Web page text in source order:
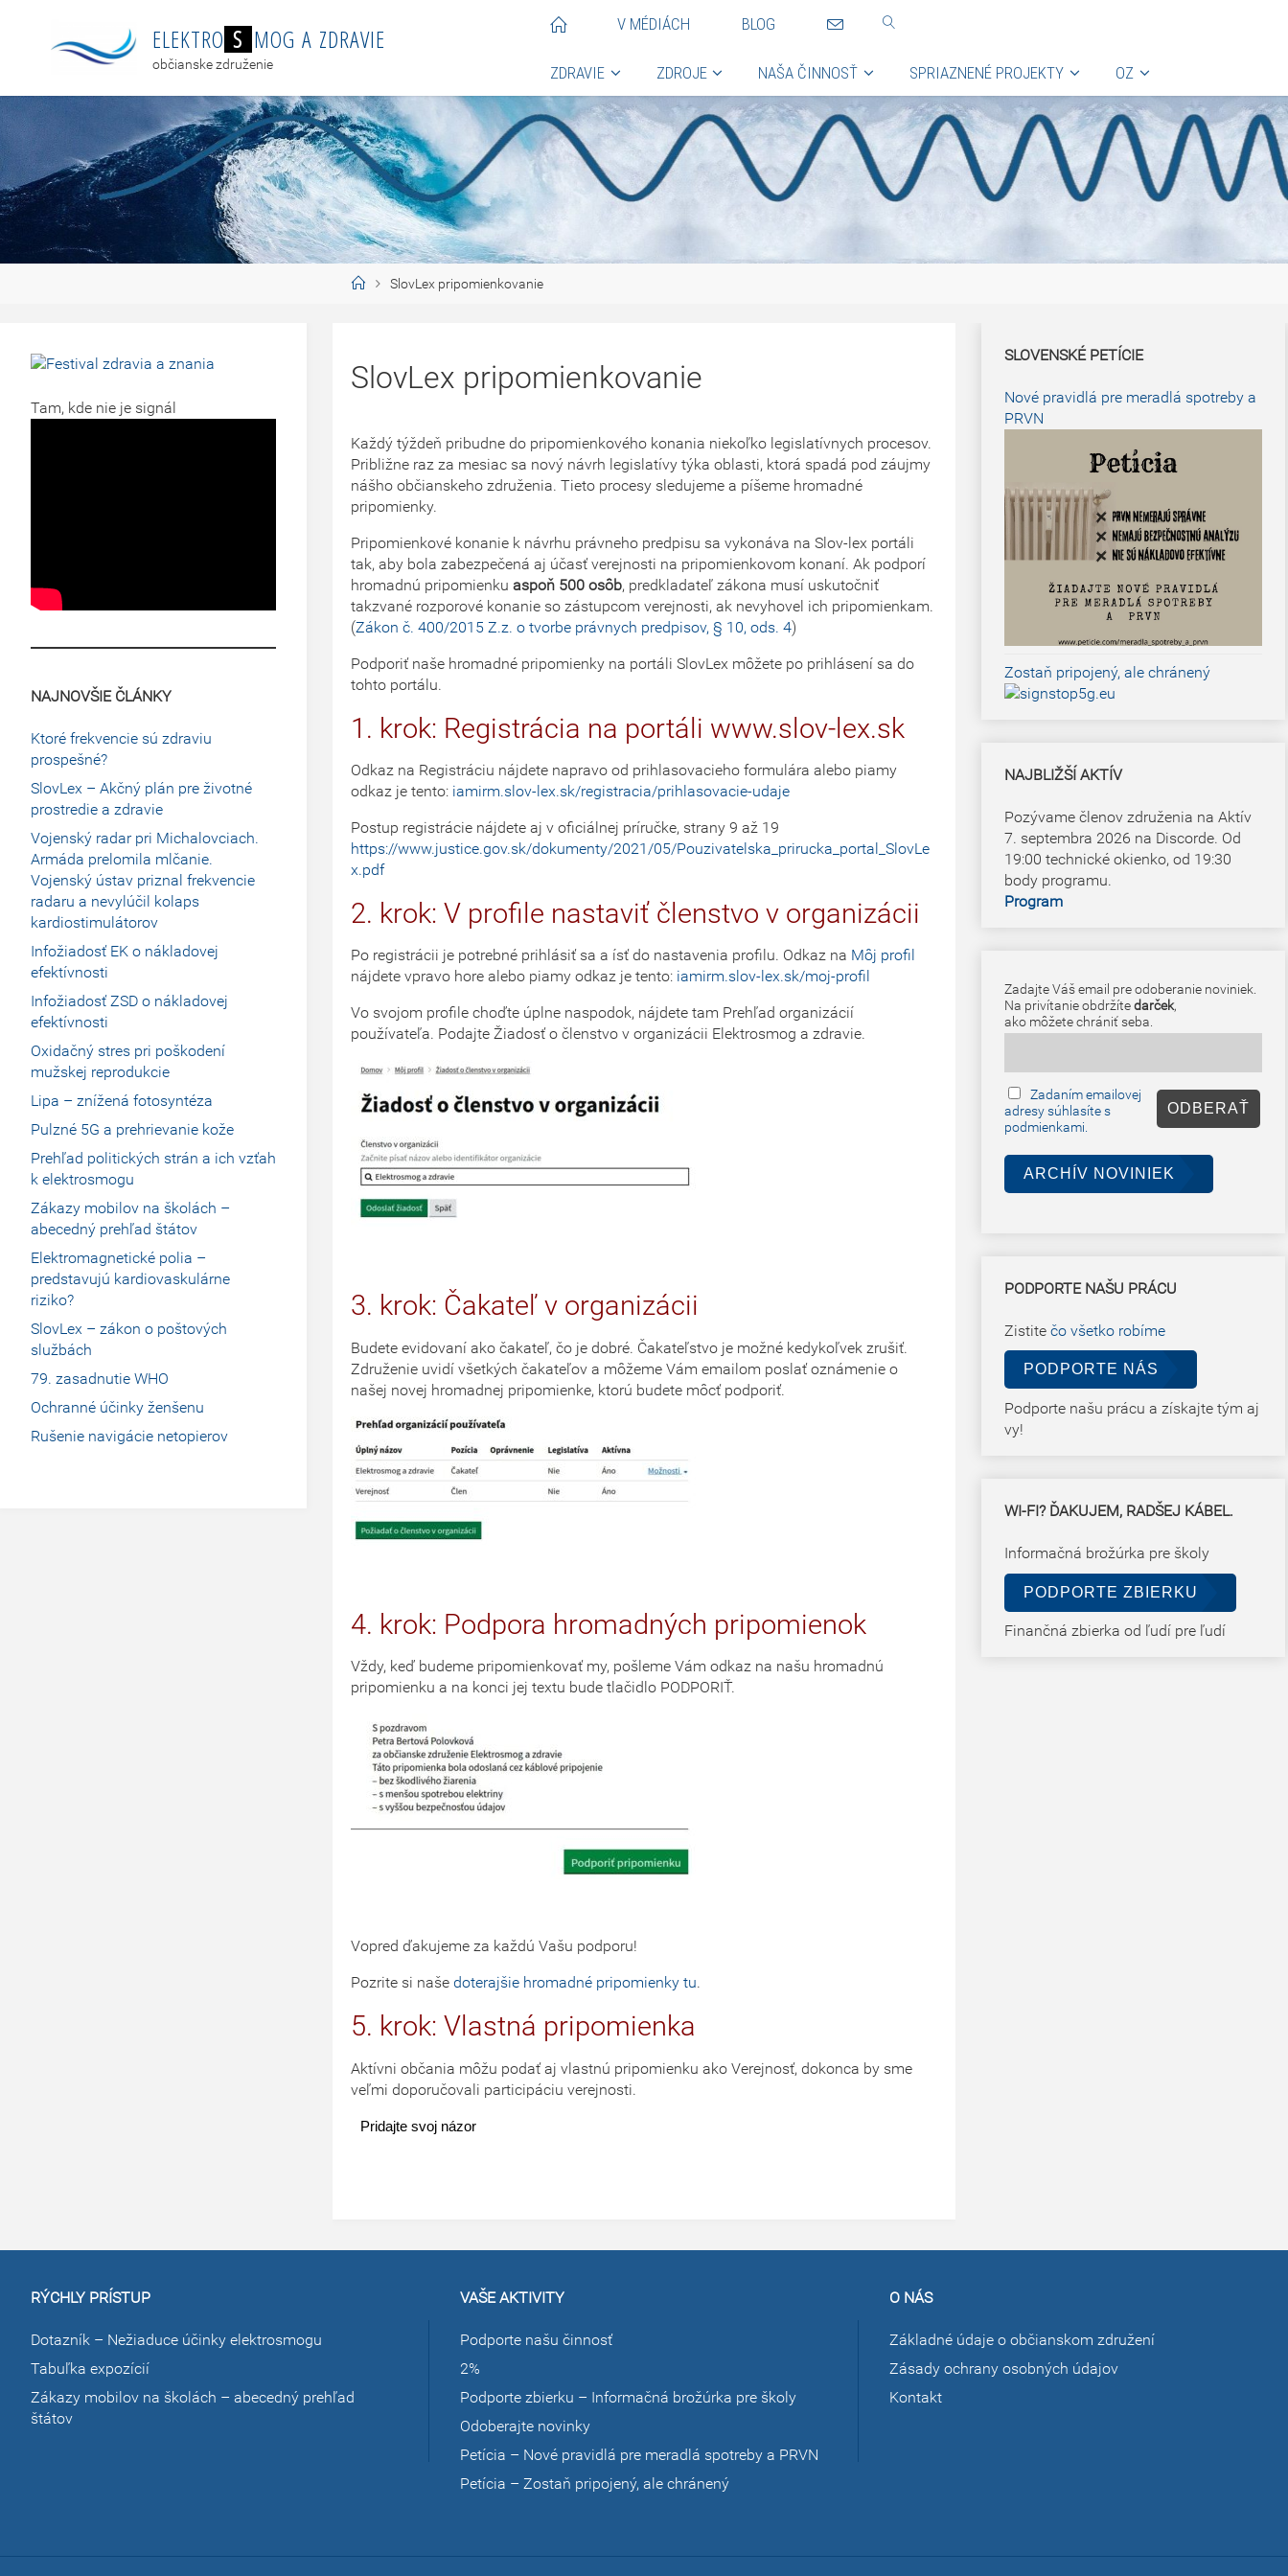
ELEKTRO S MOG A ZDRAVIE
občianske združenie
V MÉDIÁCH BLOG
ZDRAVIE ZDROJE NAŠA ČINNOSŤ SPRIAZNENÉ PROJEKTY OZ
SlovLex pripomienkovanie
SlovLex pripomienkovanie
Každý týždeň pribudne do pripomienkového konania niekoľko legislatívnych procesov.
Približne raz za mesiac sa nový návrh legislatívy týka oblasti, ktorá spadá pod záujmy
nášho občianskeho združenia. Tieto procesy sledujeme a píšeme hromadné
pripomienky.
Pripomienkové konanie k návrhu právneho predpisu sa vykonáva na Slov-lex portáli
tak, aby bola zabezpečená aj účasť verejnosti na pripomienkovom konaní. Ak podporí
hromadnú pripomienkuaspoň 500 osôb, predkladateľ zákona musí uskutočniť
takzvané rozporové konanie so zástupcom verejnosti, ak nevyhovel ich pripomienkam.
(Zákon č. 400/2015 Z.z. o tvorbe právnych predpisov, § 10, ods. 4)
Podporiť naše hromadné pripomienky na portáli SlovLex môžete po prihlásení sa do
tohto portálu.
1. krok: Registrácia na portáli www.slov-lex.sk
Odkaz na Registráciu nájdete napravo od prihlasovacieho formulára alebo piamy
odkaz je tento: iamirm.slov-lex.sk/registracia/prihlasovacie-udaje
Postup registrácie nájdete aj v oficiálnej príručke, strany 9 až 19
https://www.justice.gov.sk/dokumenty/2021/05/Pouzivatelska_prirucka_portal_SlovLe
x.pdf
2. krok: V profile nastaviť členstvo v organizácii
Po registrácii je potrebné prihlásiť sa a ísť do nastavenia profilu. Odkaz na Môj profil
nájdete vpravo hore alebo piamy odkaz je tento: iamirm.slov-lex.sk/moj-profil
Vo svojom profile choďte úplne naspodok, nájdete tam Prehľad organizácií
používateľa. Podajte Žiadosť o členstvo v organizácii Elektrosmog a zdravie.
3. krok: Čakateľ v organizácii
Budete evidovaní ako čakateľ, čo je dobré. Čakateľstvo je možné kedykoľvek zrušiť.
Združenie uvidí všetkých čakateľov a môžeme Vám emailom poslať oznámenie o
našej novej hromadnej pripomienke, ktorú budete môcť podporiť.
4. krok: Podpora hromadných pripomienok
Vždy, keď budeme pripomienkovať my, pošleme Vám odkaz na našu hromadnú
pripomienku a na konci jej textu bude tlačidlo PODPORIŤ.
Vopred ďakujeme za každú Vašu podporu!
Pozrite si našedoterajšie hromadné pripomienky tu.
5. krok: Vlastná pripomienka
Aktívni občania môžu podať aj vlastnú pripomienku ako Verejnosť, dokonca by sme
veľmi doporučovali participáciu verejnosti.
Pridajte svoj názor
Tam, kde nie je signál
NAJNOVŠIE ČLÁNKY
Ktoré frekvencie sú zdraviu
prospešné?
SlovLex – Akčný plán pre životné
prostredie a zdravie
Vojenský radar pri Michalovciach.
Armáda prelomila mlčanie.
Vojenský ústav priznal frekvencie
radaru a nevylúčil kolaps
kardiostimulátorov
Infožiadosť EK o nákladovej
efektívnosti
Infožiadosť ZSD o nákladovej
efektívnosti
Oxidačný stres pri poškodení
mužskej reprodukcie
Lipa – znížená fotosyntéza
Pulzné 5G a prehrievanie kože
Prehľad politických strán a ich vzťah
k elektrosmogu
Zákazy mobilov na školách –
abecedný prehľad štátov
Elektromagnetické polia –
predstavujú kardiovaskulárne
riziko?
SlovLex – zákon o poštových
službách
79. zasadnutie WHO
Ochranné účinky ženšenu
Rušenie navigácie netopierov
SLOVENSKÉ PETÍCIE
Nové pravidlá pre meradlá spotreby a
PRVN
Zostaň pripojený, ale chránený
NAJBLIŽŠÍ AKTÍV
Pozývame členov združenia na Aktív
7. septembra 2026 na Discorde. Od
19:00 technické okienko, od 19:30
body programu.
Program
Zadajte Váš email pre odoberanie noviniek.
Na privítanie obdržítedarček,
ako môžete chrániť seba.
Zadaním emailovej
adresy súhlasíte s
podmienkami.
ARCHÍV NOVINIEK
PODPORTE NAŠU PRÁCU
Zistite čo všetko robíme
PODPORTE NÁS
Podporte našu prácu a získajte tým aj
vy!
WI-FI? ĎAKUJEM, RADŠEJ KÁBEL.
Informačná brožúrka pre školy
PODPORTE ZBIERKU
Finančná zbierka od ľudí pre ľudí
RÝCHLY PRÍSTUP
Dotazník – Nežiaduce účinky elektrosmogu
Tabuľka expozícií
Zákazy mobilov na školách – abecedný prehľad
štátov
VAŠE AKTIVITY
Podporte našu činnosť
2%
Podporte zbierku – Informačná brožúrka pre školy
Odoberajte novinky
Petícia – Nové pravidlá pre meradlá spotreby a PRVN
Petícia – Zostaň pripojený, ale chránený
O NÁS
Základné údaje o občianskom združení
Zásady ochrany osobných údajov
Kontakt